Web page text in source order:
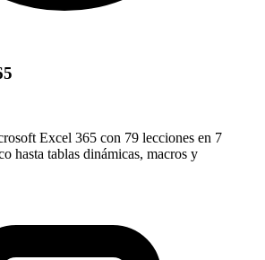
Excel 365 con 79 lecciones en 7
hasta tablas dinámicas, macros y